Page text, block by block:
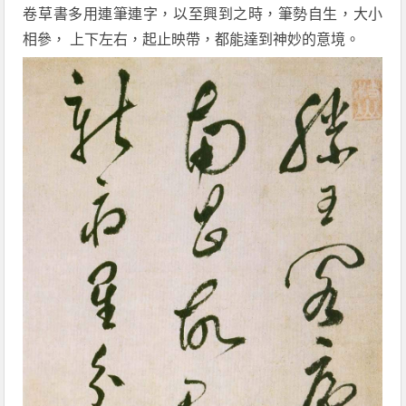
卷草書多用連筆連字，以至興到之時，筆勢自生，大小
相參， 上下左右，起止映帶，都能達到神妙的意境。